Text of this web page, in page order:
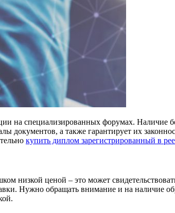
на специализированных форумах. Наличие
документов, а также гарантирует их
купить диплом зарегистрированный в
низкой ценой – это может
Нужно обращать внимание и на наличие